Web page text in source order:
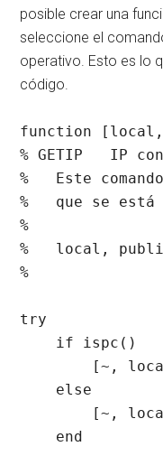
posible crear una
seleccione el
operativo. Esto es lo
código.
function
% GETIP   IP
%   Este
%   que se está
%
%   local,
%
try
    if ispc()
[~,
    else
[~,
    end